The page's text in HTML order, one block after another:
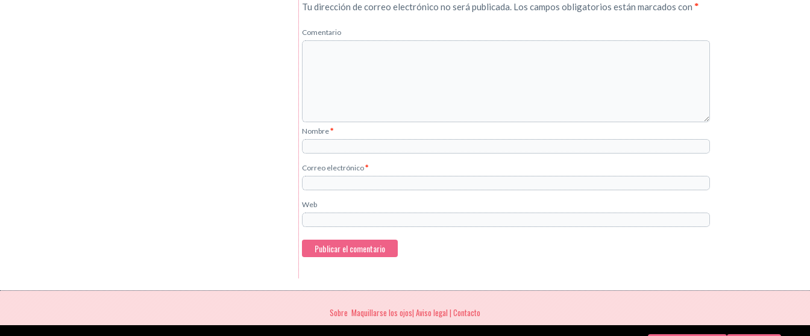
Tu dirección de correo electrónico no será publicada. Los campos obligatorios están marcados con *
Comentario
Nombre*
Correo electrónico*
Web
Sobre Maquillarse los ojos| Aviso legal | Contacto